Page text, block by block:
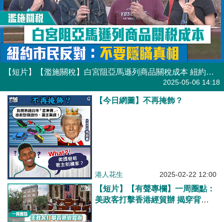
【短片】【濫施關稅】白宮阻亞馬遜列商品關稅成本 紐約市民反對：不要隱瞞真相
2025-05-06 14:18
【今日網圖】不再掩飾？
港人花生 2025-02-22 12:00
【短片】【有聲專欄】一周圈點：
美政客打擊香港經貿辦 揭穿背後